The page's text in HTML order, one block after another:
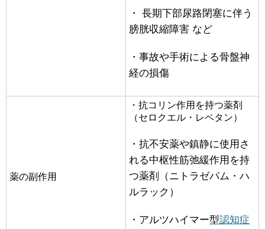
・ 長期下部尿路閉塞に伴う
膀胱収縮障害 など
・事故や手術による骨盤神
経の損傷
薬の副作用
・抗コリン作用を持つ薬剤
（セロクエル・レペタン）
・抗不安薬や鎮静に使用さ
れる中枢性筋弛緩作用を持
つ薬剤（ニトラゼパム・ハ
ルラック）
・アルツハイマー型認知症